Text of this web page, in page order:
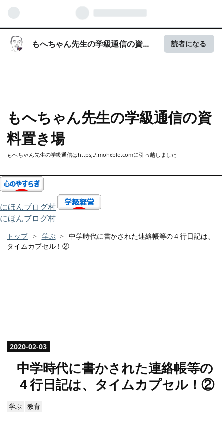
もへちゃん先生の学級通信の資料
読者になる
もへちゃん先生の学級通信の資
料置き場
もへちゃん先生の学級通信はhttps;./.moheblo.comに引っ越しました
にほんブログ村
にほんブログ村
トップ > 学ぶ > 中学時代に書かされた連絡帳等の４行日記は、
タイムカプセル！②
2020-02-03
中学時代に書かされた連絡帳等の
４行日記は、タイムカプセル！②
学ぶ 教育